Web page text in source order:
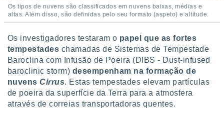
através
Os tipos de nuvens são classificados em nuvens baixas, médias e
altas. Além disso, são definidas pelo seu formato (aspeto) e altitude.
Os investigadores testaram o papel que as fortes
tempestades chamadas de Sistemas de Tempestade
Baroclina com Infusão de Poeira (DIBS - Dust-infused
baroclinic storm) desempenham na formação de
nuvensCirrus. Estas tempestades elevam partículas
de poeira da superfície da Terra para a atmosfera
através de correias transportadoras quentes.